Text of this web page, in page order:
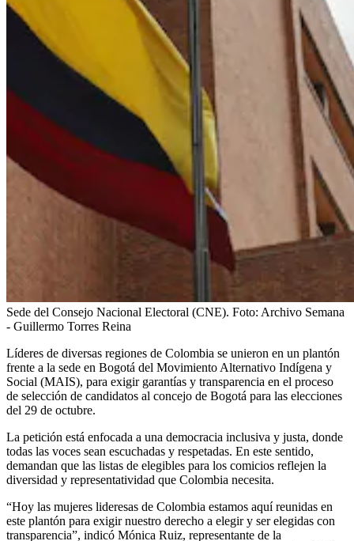
Sede del Consejo Nacional Electoral (CNE). Foto: Archivo Semana
- Guillermo Torres Reina
Líderes de diversas regiones de Colombia se unieron en un plantón
frente a la sede en Bogotá del Movimiento Alternativo Indígena y
Social (MAIS), para exigir garantías y transparencia en el proceso
de selección de candidatos al concejo de Bogotá para las elecciones
del 29 de octubre.
La petición está enfocada a una democracia inclusiva y justa, donde
todas las voces sean escuchadas y respetadas. En este sentido,
demandan que las listas de elegibles para los comicios reflejen la
diversidad y representatividad que Colombia necesita.
“Hoy las mujeres lideresas de Colombia estamos aquí reunidas en
este plantón para exigir nuestro derecho a elegir y ser elegidas con
transparencia”, indicó Mónica Ruiz, representante de la